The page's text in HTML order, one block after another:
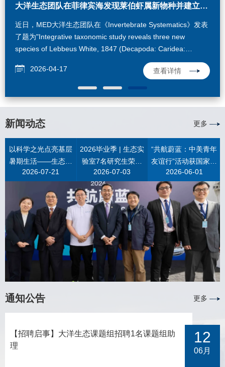
大洋生态团队在菲律宾海发现莱伯虾属新物种并建立新的物种分组
近日，MED大洋生态团队在《Invertebrate Systematics》发表
了题为"Integrative taxonomic study reveals three new
species of Lebbeus White, 1847 (Decapoda: Caridea:
Thoridae) from deep water in the Philippine Sea and
provides insights into the phylogeny of this genus"的研究论
文。研究团队在菲律宾海深海区域发现并正式描述了3个海绵共
生莱伯虾新物种，同时建立了更符合系统演化关系的4个新的物
种分组。本研究的样本来自2021年、2024年我国在菲律宾海开
展的两次深海科考，由“蛟龙号”载人潜水器和“海马号”遥控潜水
命名为：春生莱伯虾（Lebbeus chunshengi Xu, Kou & Komai,
2026）、立哲莱伯虾（Lebbeus lizhei Xu, Kou & Komai,
2026）和新正莱伯虾（Lebbeus xinzhengi Xu, Kou & Komai,
2026），以致敬我国在深海生态学、底栖生态学与甲壳动物学
研究领域的三位杰出学者。莱伯虾（属）是真虾（下目）中种
类最丰富、分布最广的类群之一。全球已知84种，大部分种类
栖息于200米以深的深海环境，常与海绵、珊瑚、海葵、海百合
等类群共生，个别种类适应热液、冷泉等特殊生境。上世纪40
年代以来，莱伯虾新物种不断被发现，其分类鉴定工作一直优
先依据步足上肢的数量开展分组讨论。本研究发现，基于额角
和头胸甲特征的形态分组相比依据各个步足上肢的有无更能反
映不同物种间的系统演化关系。据此，研究团队对全球87种莱
角”组、“大眼眶上齿”组和“头胸甲高脊”组4个新的属内物种分
组。这些新建立的物种组无疑将使今后莱伯虾的形态鉴定工作
更加准确高效。研究同时指出，传统DNA条形码物种界定的参
考阈值并不适用于深海十足目甲壳类，需将分子、形态、生态
和地理分布等数据结合起来进行综合判定。此外，基于基因组
2026-04-17 查看详情
近海生态团队揭示孟加拉湾浮游动物群落对多种物理过程的响应特征
近日，MED近海生态团队分别在《Progress in
Oceanography》（PO）和《Journal of Oceanology and
Limnology》（JOL）上发文，揭示了孟加拉湾浮游动物群落对
多种物理过程的响应特征。PO论文杜萍研究员与马晓副研究员
为共同第一作者，寿鹿正高级工程师为通讯作者；JOL论文硕
士研究生张棽然为第一作者，曾江宁研究员与杜萍研究员为通
讯作者。两项研究分别揭示了孟加拉湾全水深 (0–3000 m) 和
真光层 (0–200 m) 中型浮游动物群落结构对涡旋等物理过程的
响应机制，为深入理解物理-生物过程耦合调控生物泵提供了观
对浮游动物群落的影响存在深度差异（图1）。极端正向印度洋
偶极子 (pIOD) 事件和较弱的涡旋仅能影响表层 (0–100 m) 浮
游动物群落，但对中深层群落结构无影响，其主要机制是上升
流效应促进真光层初级生产，从而提高浮游动物生物量；而在
冷涡持续影响时间超过 2 个月的站位，中上层 (0–1000 m) 浮
游动物群落结构均发生显著改变，主要表现为涡旋内部的中型
浮游动物总丰度和生物量显著升高，且 500–1000 m 群落结构
和优势种组成呈现出与上层水体相似的结构 (即“上层化”现象)，
但较强涡旋对 1000 m 以深浮游动物群落的影响依然不明显。
中层浮游动物生物量的增加可能促进海洋中层碳输出和碳封
存，为孟加拉湾中层迁移碳通量研究提供了数据支撑。图1 0–
3000 m水柱中型浮游动物群落对印度洋偶极子（IOD）事件和
(b) 受正向印度洋偶极子（pIOD）事件影响的赤道东印度洋
（Eastern EIO）区域，(c) 受较短周期且较弱冷涡影响的区
域，(d) 受较长周期且较强冷涡影响的区域。Cold-core Eddies:
冷涡，MLD: 混合层深度，ILD: 等温层深度。0–200 m 的研究
发现，浮游动物群落结构对不同强度涡旋与河流输入表现出响
2026-05-25 查看详情
全球尺度的深海拟蛾螺条形码研究挑战“岛屿”生境物种存在地理隔离的传统假设
种间划线是认识生物多样性的关键基础。生活在深海热液喷口
等“岛屿”生境中的特有物种通常被认为由于地理隔具有高度的区
域特有性。常见于热液和冷泉的拟蛾螺属蜗牛
（Phymorhynchus）即是这样一个典型例子。在形态特征接
近、分子数据空间覆盖不足的情况下，前人研究主要依据地理
隔离假说将该属在大西洋、印度洋和太平洋不同海区的记录划
分为多个地域特有物种，形成了化能合成生态系统生物多样性
的一个模糊地带。为重新梳理其多样性组成，我室大洋生态团
队基于全球尺度采集的分子条形码数据，对深海拟蛾螺是否存
英国皇家学会Biology Letters。研究收集了覆盖全球三大洋28
个热液、3个冷泉和6个非化能合成生境的180个个体的COI基
因，结合形态特征、条形码、系统发育和单倍型网络分析发
现，原来基于地理隔离和少量条形码数据而拟定的种间间隔，
随着采样量和采样位点的增加逐步缩小并模糊。表明原有的地
理隔离假设和少量数据得到的条形码阈值并不稳健。综合所有
证据后，研究人员认为应避免过度划分，决定采用更为保守和
稳健的种间划线结果，将原来认为的9个物种重新划分为6个，
卵囊形态特征可以作为物种划分的一个证据。在采样较充分的4
个物种中，Phymorhynchus ovatus type 1和type 2两个物种表
现为泛大西洋分布；P. starmeri与P. moskalevi表现出远超预期
的跨洋和跨生境分布。Phymorhynchus starmeri表现为印度洋-
分布，且在热液、冷泉和非化能合成生境都有发现。结果还表
明两个跨洋物种整体遗传多态性高，存在多个谱系，且在部分
半封闭海区（如南海和马努斯海盆）表现出特有谱系。这些结
果表明这一类群可能是泛生境种而非化能合成生态系统的特有
种，其表层扩散方式和食腐特性有助于其跨生境和跨洋扩散。
2026-05-06 查看详情
大洋生态团队在菲律宾海发现莱伯虾属新物种并建立新的物种分组
近日，MED大洋生态团队在《Invertebrate Systematics》发表
了题为"Integrative taxonomic study reveals three new
species of Lebbeus White, 1847 (Decapoda: Caridea:
Thoridae) from deep water in the Philippine Sea and
provides insights into the phylogeny of this genus"的研究论
文。研究团队在菲律宾海深海区域发现并正式描述了3个海绵共
生莱伯虾新物种，同时建立了更符合系统演化关系的4个新的物
种分组。本研究的样本来自2021年、2024年我国在菲律宾海开
展的两次深海科考，由“蛟龙号”载人潜水器和“海马号”遥控潜水
命名为：春生莱伯虾（Lebbeus chunshengi Xu, Kou & Komai,
2026）、立哲莱伯虾（Lebbeus lizhei Xu, Kou & Komai,
2026）和新正莱伯虾（Lebbeus xinzhengi Xu, Kou & Komai,
2026），以致敬我国在深海生态学、底栖生态学与甲壳动物学
研究领域的三位杰出学者。莱伯虾（属）是真虾（下目）中种
类最丰富、分布最广的类群之一。全球已知84种，大部分种类
栖息于200米以深的深海环境，常与海绵、珊瑚、海葵、海百合
等类群共生，个别种类适应热液、冷泉等特殊生境。上世纪40
年代以来，莱伯虾新物种不断被发现，其分类鉴定工作一直优
先依据步足上肢的数量开展分组讨论。本研究发现，基于额角
和头胸甲特征的形态分组相比依据各个步足上肢的有无更能反
映不同物种间的系统演化关系。据此，研究团队对全球87种莱
角”组、“大眼眶上齿”组和“头胸甲高脊”组4个新的属内物种分
组。这些新建立的物种组无疑将使今后莱伯虾的形态鉴定工作
更加准确高效。研究同时指出，传统DNA条形码物种界定的参
考阈值并不适用于深海十足目甲壳类，需将分子、形态、生态
和地理分布等数据结合起来进行综合判定。此外，基于基因组
2026-04-17 查看详情
查看详情
新闻动态 更多
以科学之光点亮基层
暑期生活——生态实
验室“蔚蓝生态科普
践活动
2026-07-21
2026毕业季 | 生态实
验室7名研究生荣获
多项荣誉称号
2026-07-03
“共航蔚蓝：中美青年
友谊行”活动获国家主
席习近平复信，我室
全力保障航次顺利实
2026-06-01
通知公告 更多
【招聘启事】大洋生态课题组招聘1名课题组助
理
12
06月